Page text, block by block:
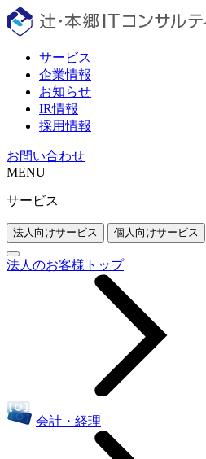
サービス
企業情報
お知らせ
IR情報
採用情報
お問い合わせ
MENU
サービス
法人向けサービス 個人向けサービス
法人のお客様トップ
会計・経理